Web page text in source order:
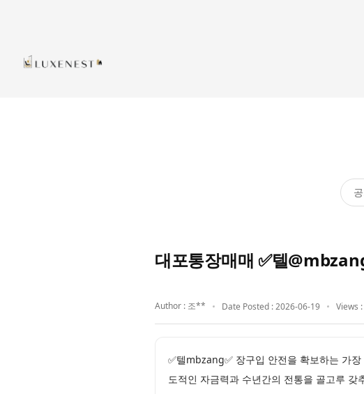
대포통장매매 ✅텔
Author : 조** Date Posted : 2026-06-19 Views
✅텔mbzang✅ 장구입 안전을 확보하는 가
도적인 자금력과 수년간의 전통을 골고루